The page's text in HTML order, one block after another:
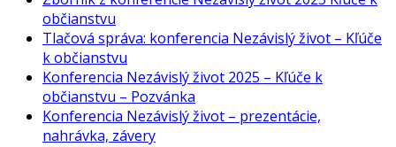
občianstvu
Tlačová správa: konferencia Nezávislý život – Kľúče
k občianstvu
Konferencia Nezávislý život 2025 – Kľúče k
občianstvu – Pozvánka
Konferencia Nezávislý život – prezentácie,
nahrávka, závery